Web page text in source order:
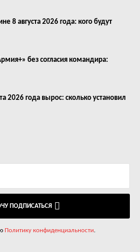
8 августа 2026 года: кого будут
без согласия командира:
2026 года вырос: сколько установил
ПОДПИСАТЬСЯ
Политику конфиденциальности.